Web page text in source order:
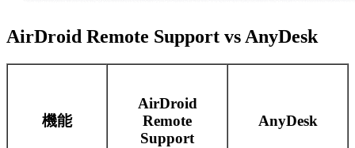
AirDroid Remote Support vs AnyDesk
機能
AirDroid
Remote
Support
AnyDesk